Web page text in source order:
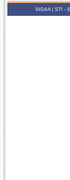
SIGAA | STI -